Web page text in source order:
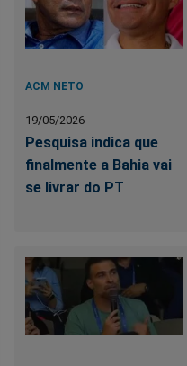
ACM NETO
19/05/2026
Pesquisa indica que
finalmente a Bahia vai
se livrar do PT